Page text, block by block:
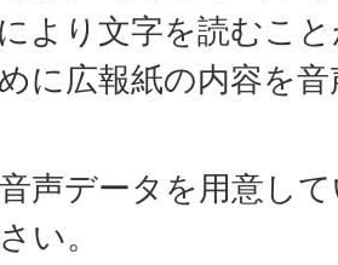
より文字を読むこ
に広報紙の内容を
声データを用意し
い。